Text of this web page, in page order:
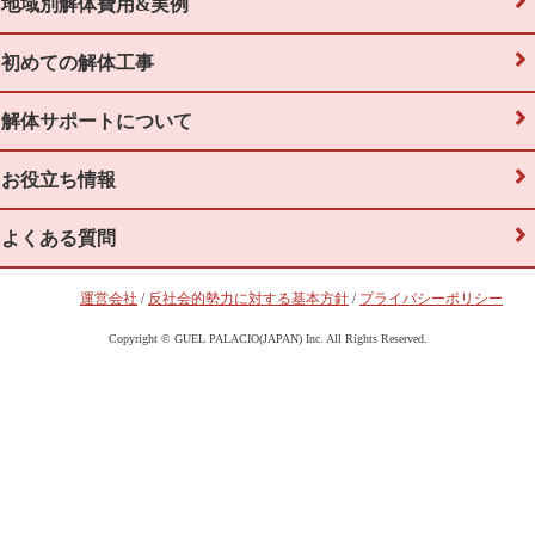
初めての解体工事
解体サポートについて
お役立ち情報
よくある質問
運営会社 / 反社会的勢力に対する基本方針 / プライバシーポリシー
Copyright © GUEL PALACIO(JAPAN) Inc. All Rights Reserved.